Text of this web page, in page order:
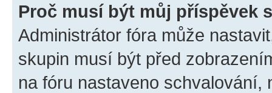
Proč musí být můj příspěvek
Administrátor fóra může
skupin musí být před
na fóru nastaveno schvalování,